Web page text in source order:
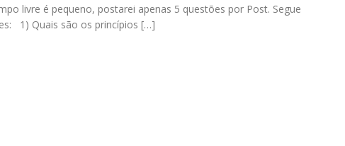
livre é pequeno, postarei apenas 5 questões por Post. Segue
1) Quais são os princípios […]